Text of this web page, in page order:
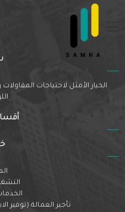
Nothing Found
for. Perhaps searching can help.
الخيار الأمثل لاحتياجات
تأجير العمالة (توفير